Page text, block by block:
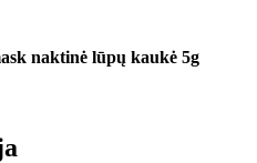
naktinė lūpų kaukė 5g